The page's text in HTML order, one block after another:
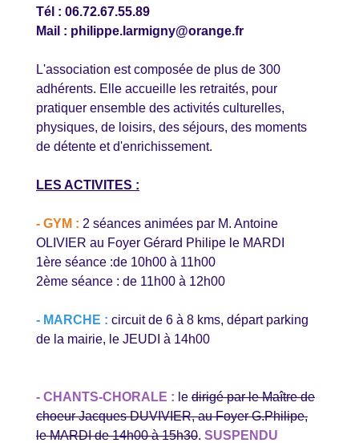
Tél : 06.72.67.55.89
Mail : philippe.larmigny@orange.fr
L'association est composée de plus de 300
adhérents. Elle accueille les retraités, pour
pratiquer ensemble des activités culturelles,
physiques, de loisirs, des séjours, des moments
de détente et d'enrichissement.
LES ACTIVITES :
- GYM : 2 séances animées par M. Antoine
OLIVIER au Foyer Gérard Philipe le MARDI
1ère séance :de 10h00 à 11h00
2ème séance : de 11h00 à 12h00
- MARCHE : circuit de 6 à 8 kms, départ parking
de la mairie, le JEUDI à 14h00
- CHANTS-CHORALE : le dirigé par le Maître de
choeur Jacques DUVIVIER, au Foyer G.Philipe,
le MARDI de 14h00 à 15h30. SUSPENDU